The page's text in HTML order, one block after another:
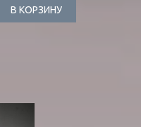
В КОРЗИНУ